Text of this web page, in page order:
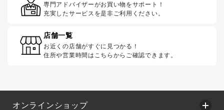
専門アドバイザーがお買い物をサポート！
充実したサービスを是非ご利用ください。
店舗一覧
お近くの店舗がすぐに見つかる！
住所や営業時間はこちらからご確認できます。
オンラインショップ